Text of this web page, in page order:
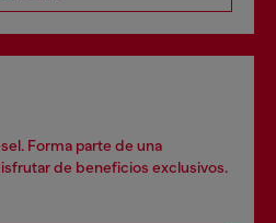
Forma parte de una
de beneficios exclusivos.